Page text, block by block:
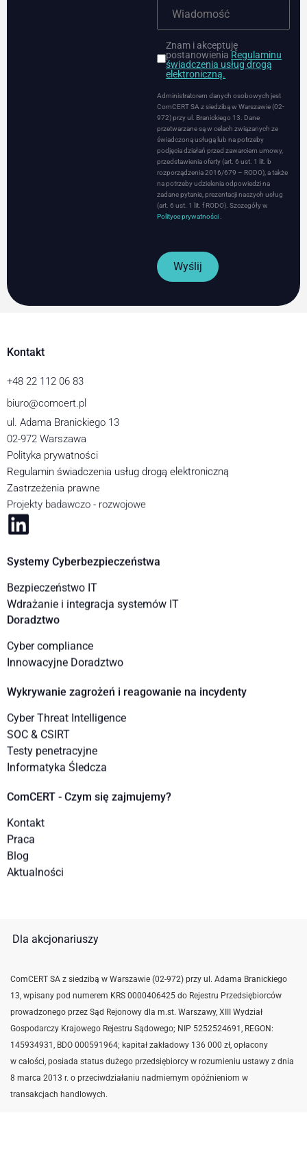
Znam i akceptuję
postanowieniaRegulaminu
świadczenia usług drogą
elektroniczną.
Administratorem danych osobowych jest
ComCERT SA z siedzibą w Warszawie (02-
972) przy ul. Branickiego 13. Dane
przetwarzane są w celach związanych ze
świadczoną usługą lub na potrzeby
podjęcia działań przed zawarciem umowy,
przedstawienia oferty (art. 6 ust. 1 lit. b
rozporządzenia 2016/679 – RODO), a także
na potrzeby udzielenia odpowiedzi na
zadane pytanie, prezentacji naszych usług
(art. 6 ust. 1 lit. f RODO). Szczegóły w
Polityce prywatności
Wyślij
Kontakt
+48 22 112 06 83
biuro@comcert.pl
ul. Adama Branickiego 13
02-972 Warszawa
Polityka prywatności
Regulamin świadczenia usług drogą elektroniczną
Zastrzeżenia prawne
Projekty badawczo - rozwojowe
Systemy Cyberbezpieczeństwa
Bezpieczeństwo IT
Wdrażanie i integracja systemów IT
Doradztwo
Cyber compliance
Innowacyjne Doradztwo
Wykrywanie zagrożeń i reagowanie na incydenty
Cyber Threat Intelligence
SOC & CSIRT
Testy penetracyjne
Informatyka Śledcza
ComCERT - Czym się zajmujemy?
Kontakt
Praca
Blog
Aktualności
Dla akcjonariuszy
ComCERT SA z siedzibą w Warszawie (02-972) przy ul. Adama Branickiego
13, wpisany pod numerem KRS 0000406425 do Rejestru Przedsiębiorców
prowadzonego przez Sąd Rejonowy dla m.st. Warszawy, XIII Wydział
Gospodarczy Krajowego Rejestru Sądowego; NIP 5252524691, REGON:
145934931, BDO 000591964; kapitał zakładowy 136 000 zł, opłacony
w całości, posiada status dużego przedsiębiorcy w rozumieniu ustawy z dnia
8 marca 2013 r. o przeciwdziałaniu nadmiernym opóźnieniom w
transakcjach handlowych.